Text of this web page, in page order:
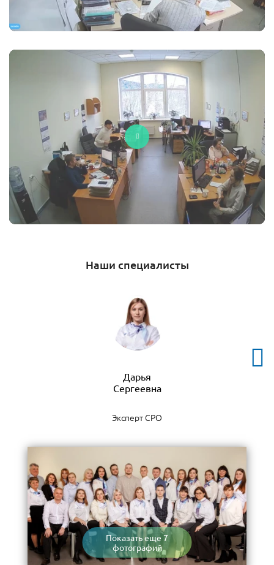
Наши специалисты
Дарья
Сергеевна
Эксперт СРО
Показать еще 7
фотографий